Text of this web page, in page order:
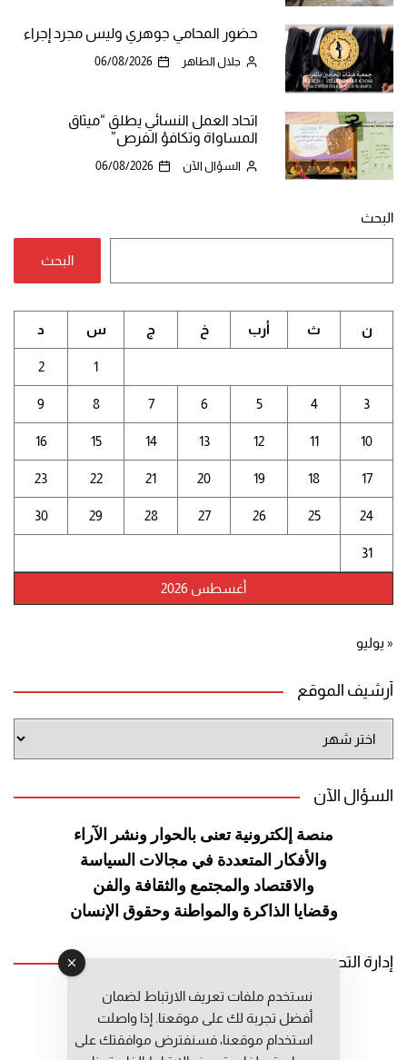
حضور المحامي جوهري وليس مجرد إجراء
جلال الطاهر 06/08/2026
اتحاد العمل النسائي يطلق “ميثاق
المساواة وتكافؤ الفرص”
السؤال الآن 06/08/2026
البحث
البحث
أغسطس 2026
ن ث أرب خ ج س د
1
2
3
4
5
6
7
8
9
10
11
12
13
14
15
16
17
18
19
20
21
22
23
24
25
26
27
28
29
30
31
« يوليو
أرشيف الموقع
الموقع
السؤال الآن
منصة إلكترونية تعنى بالحوار ونشر الآراء
والأفكار المتعددة في مجالات السياسة
والاقتصاد والمجتمع والثقافة والفن
وقضايا الذاكرة والمواطنة وحقوق الإنسان
إدارة التحرير
رئيس التحرير: عبد الرحيم التوراني
رئيس التحرير المساعد: المعطي قبال
مديرة التحرير: فاطمة حوحو
نستخدم ملفات تعريف الارتباط لضمان
أفضل تجربة لك على موقعنا. إذا واصلت
استخدام موقعنا، فسنفترض موافقتك على